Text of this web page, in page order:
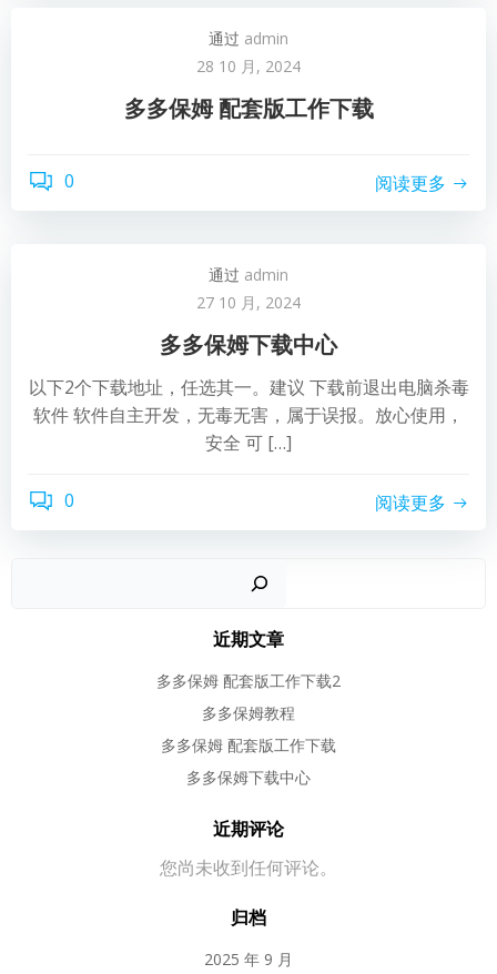
通过 admin
28 10 月, 2024
多多保姆 配套版工作下载
0 阅读更多
通过 admin
27 10 月, 2024
多多保姆下载中心
以下2个下载地址，任选其一。建议 下载前退出电脑杀毒
软件 软件自主开发，无毒无害，属于误报。放心使用，
安全 可 […]
0 阅读更多
近期文章
多多保姆 配套版工作下载2
多多保姆教程
多多保姆 配套版工作下载
多多保姆下载中心
近期评论
您尚未收到任何评论。
归档
2025 年 9 月